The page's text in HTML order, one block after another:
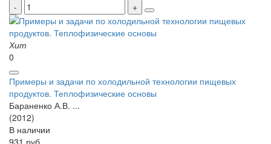
Хит
0
Примеры и задачи по холодильной технологии пищевых
продуктов. Теплофизические основы
Бараненко А.В. ...
(2012)
В наличии